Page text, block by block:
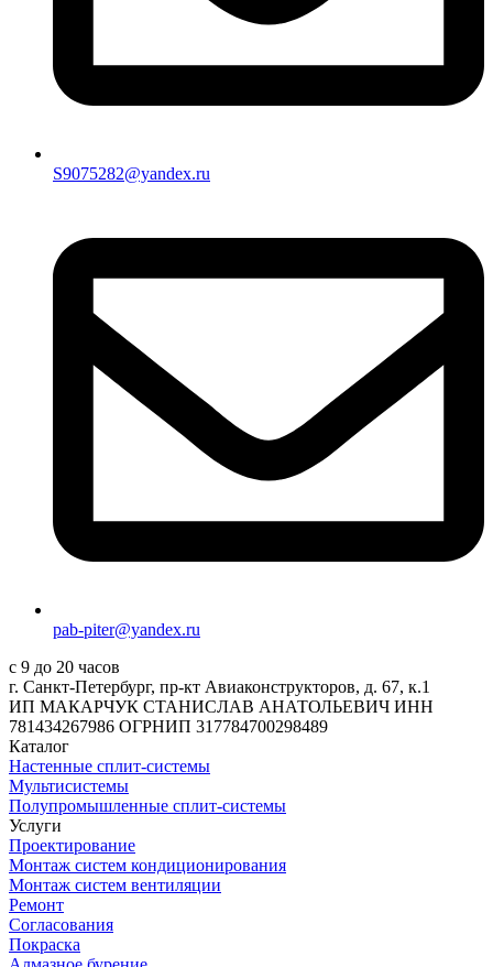
S9075282@yandex.ru
pab-piter@yandex.ru
с 9 до 20 часов
г. Санкт-Петербург, пр-кт Авиаконструкторов, д. 67, к.1
ИП МАКАРЧУК СТАНИСЛАВ АНАТОЛЬЕВИЧ ИНН
781434267986 ОГРНИП 317784700298489
Каталог
Настенные сплит-системы
Мультисистемы
Полупромышленные сплит-системы
Услуги
Проектирование
Монтаж систем кондиционирования
Монтаж систем вентиляции
Ремонт
Согласования
Покраска